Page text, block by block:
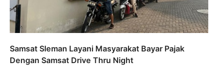
Samsat Sleman Layani Masyarakat Bayar Pajak
Dengan Samsat Drive Thru Night